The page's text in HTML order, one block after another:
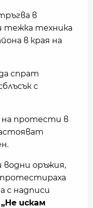
в
тежка техника
в края на
спрат
с
на протести в
водни оръжия,
с надписи
искам